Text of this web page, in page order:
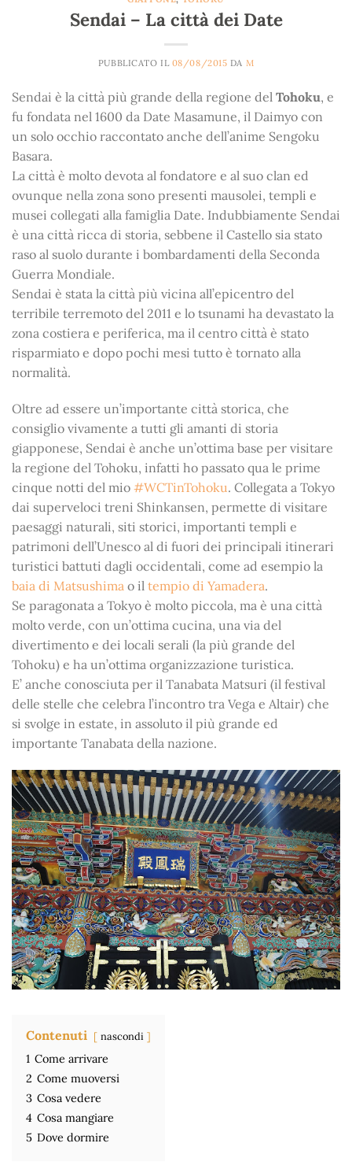
Sendai – La città dei Date
PUBBLICATO IL 08/08/2015 DA M
Sendai è la città più grande della regione del Tohoku, e
fu fondata nel 1600 da Date Masamune, il Daimyo con
un solo occhio raccontato anche dell’anime Sengoku
Basara.
La città è molto devota al fondatore e al suo clan ed
ovunque nella zona sono presenti mausolei, templi e
musei collegati alla famiglia Date. Indubbiamente Sendai
è una città ricca di storia, sebbene il Castello sia stato
raso al suolo durante i bombardamenti della Seconda
Guerra Mondiale.
Sendai è stata la città più vicina all’epicentro del
terribile terremoto del 2011 e lo tsunami ha devastato la
zona costiera e periferica, ma il centro città è stato
risparmiato e dopo pochi mesi tutto è tornato alla
normalità.
Oltre ad essere un’importante città storica, che
consiglio vivamente a tutti gli amanti di storia
giapponese, Sendai è anche un’ottima base per visitare
la regione del Tohoku, infatti ho passato qua le prime
cinque notti del mio #WCTinTohoku. Collegata a Tokyo
dai superveloci treni Shinkansen, permette di visitare
paesaggi naturali, siti storici, importanti templi e
patrimoni dell’Unesco al di fuori dei principali itinerari
turistici battuti dagli occidentali, come ad esempio la
baia di Matsushima o il tempio di Yamadera.
Se paragonata a Tokyo è molto piccola, ma è una città
molto verde, con un’ottima cucina, una via del
divertimento e dei locali serali (la più grande del
Tohoku) e ha un’ottima organizzazione turistica.
E’ anche conosciuta per il Tanabata Matsuri (il festival
delle stelle che celebra l’incontro tra Vega e Altair) che
si svolge in estate, in assoluto il più grande ed
importante Tanabata della nazione.
Contenuti nascondi
1 Come arrivare
2 Come muoversi
3 Cosa vedere
4 Cosa mangiare
5 Dove dormire